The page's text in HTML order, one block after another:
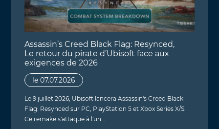
Assassin’s Creed Black Flag: Resynced,
Le retour du pirate d’Ubisoft face aux
exigences de 2026
le 07.07.2026
Le 9 juillet 2026, Ubisoft lancera Assassin's Creed Black
Flag: Resynced sur PC, PlayStation 5 et Xbox Series X/S.
Ce remake s'attaque à l'un…